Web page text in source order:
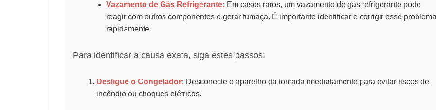
Vazamento de Gás Refrigerante: Em casos raros, um vazamento de gás refrigerante pode
reagir com outros componentes e gerar fumaça. É importante identificar e corrigir esse problema
rapidamente.
Para identificar a causa exata, siga estes passos:
Desligue o Congelador: Desconecte o aparelho da tomada imediatamente para evitar riscos de
incêndio ou choques elétricos.